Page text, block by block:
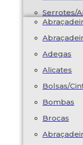
Serrotes/
Adegas
Alicates
Bolsas/
Bombas
Brocas